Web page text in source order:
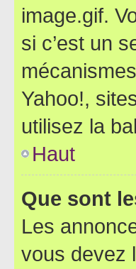
image.gif.
si c’est un
Yahoo!,
utilisez la
Haut
Que sont
Les
vous devez